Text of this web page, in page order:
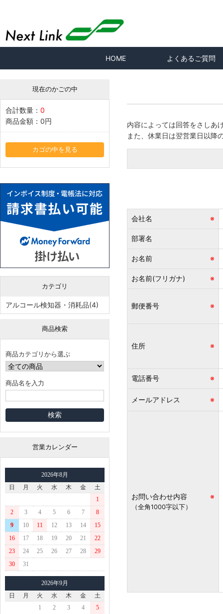
HOME よくあるご質問
現在のかごの中
合計数量： 0
商品金額： 0円
カゴの中を見る
カテゴリ
アルコール検知器・消耗品(4)
商品検索
商品カテゴリから選ぶ
商品名を入力
営業カレンダー
2026年8月
日
月 火 水 木 金
土
1
2
3 4 5 6 7
8
9
10 11 12 13 14
15
16
17 18 19 20 21
22
23
24 25 26 27 28
29
30
31
2026年9月
日
月 火 水 木 金
土
1
2 3 4
5
内容によっては回答をさしあ
また、休業日は翌営業日以降
会社名 ※
部署名
お名前 ※
お名前(フリガナ) ※
郵便番号 ※
住所 ※
電話番号 ※
メールアドレス ※
お問い合わせ内容 ※
（全角1000字以下）